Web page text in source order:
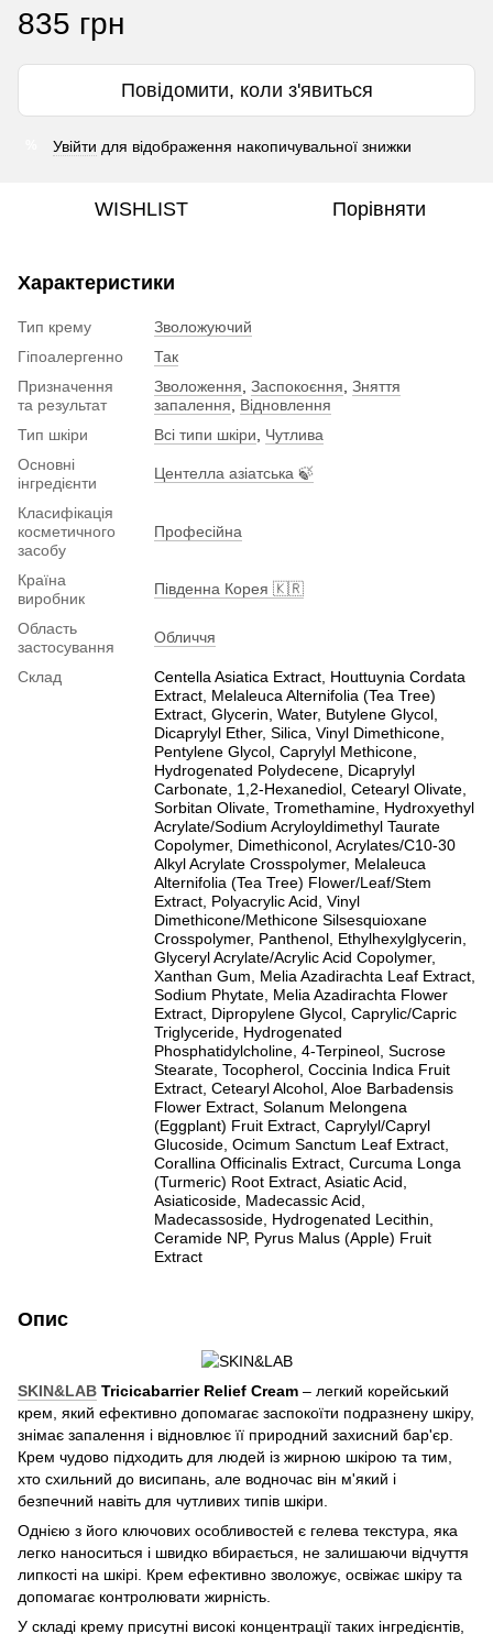
835 грн
Повідомити, коли з'явиться
Увійти для відображення накопичувальної знижки
WISHLIST Порівняти
Характеристики
Тип крему
Зволожуючий
Гіпоалергенно
Так
Призначення
та результат
Зволоження Заспокоєння Зняття
запалення
Відновлення
Тип шкіри
Всі типи шкіри
Чутлива
Основні
інгредієнти
Центелла азіатська 🍃
Класифікація
косметичного
засобу
Професійна
Країна
виробник
Південна Корея 🇰🇷
Область
застосування
Обличчя
Склад
Centella Asiatica Extract, Houttuynia Cordata
Extract, Melaleuca Alternifolia (Tea Tree)
Extract, Glycerin, Water, Butylene Glycol,
Dicaprylyl Ether, Silica, Vinyl Dimethicone,
Pentylene Glycol, Caprylyl Methicone,
Hydrogenated Polydecene, Dicaprylyl
Carbonate, 1,2-Hexanediol, Cetearyl Olivate,
Sorbitan Olivate, Tromethamine, Hydroxyethyl
Acrylate/Sodium Acryloyldimethyl Taurate
Copolymer, Dimethiconol, Acrylates/C10-30
Alkyl Acrylate Crosspolymer, Melaleuca
Alternifolia (Tea Tree) Flower/Leaf/Stem
Extract, Polyacrylic Acid, Vinyl
Dimethicone/Methicone Silsesquioxane
Crosspolymer, Panthenol, Ethylhexylglycerin,
Glyceryl Acrylate/Acrylic Acid Copolymer,
Xanthan Gum, Melia Azadirachta Leaf Extract,
Sodium Phytate, Melia Azadirachta Flower
Extract, Dipropylene Glycol, Caprylic/Capric
Triglyceride, Hydrogenated
Phosphatidylcholine, 4-Terpineol, Sucrose
Stearate, Tocopherol, Coccinia Indica Fruit
Extract, Cetearyl Alcohol, Aloe Barbadensis
Flower Extract, Solanum Melongena
(Eggplant) Fruit Extract, Caprylyl/Capryl
Glucoside, Ocimum Sanctum Leaf Extract,
Corallina Officinalis Extract, Curcuma Longa
(Turmeric) Root Extract, Asiatic Acid,
Asiaticoside, Madecassic Acid,
Madecassoside, Hydrogenated Lecithin,
Ceramide NP, Pyrus Malus (Apple) Fruit
Extract
Опис
SKIN&LAB Tricicabarrier Relief Cream – легкий корейський
крем, який ефективно допомагає заспокоїти подразнену шкіру,
знімає запалення і відновлює її природний захисний бар'єр.
Крем чудово підходить для людей із жирною шкірою та тим,
хто схильний до висипань, але водночас він м'який і
безпечний навіть для чутливих типів шкіри.
Однією з його ключових особливостей є гелева текстура, яка
легко наноситься і швидко вбирається, не залишаючи відчуття
липкості на шкірі. Крем ефективно зволожує, освіжає шкіру та
допомагає контролювати жирність.
У складі крему присутні високі концентрації таких інгредієнтів,